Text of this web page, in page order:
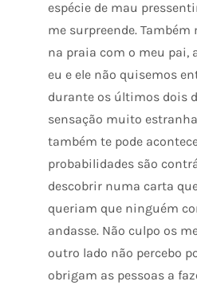
espécie de mau
me surpreende.
na praia com o meu pai,
eu e ele não quisemos
durante os últimos dois
sensação muito
também te pode
probabilidades são
descobrir numa carta
queriam que ninguém
andasse. Não culpo os
outro lado não percebo
obrigam as pessoas a